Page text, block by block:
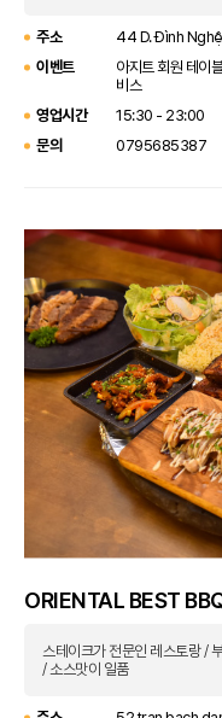
주소
44 D. Đình
이벤트
아지트 회원 테이
비스
영업시간
15:30 - 23:00
문의
0795685387
ORIENTAL BEST
스테이크가 전문인 레스토랑 /
/ 소스맛이 일품